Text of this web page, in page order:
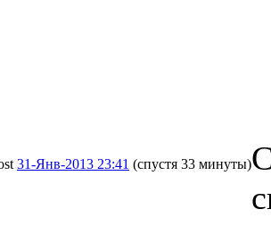
31-Янв-2013 23:41 (спустя 33 минуты)